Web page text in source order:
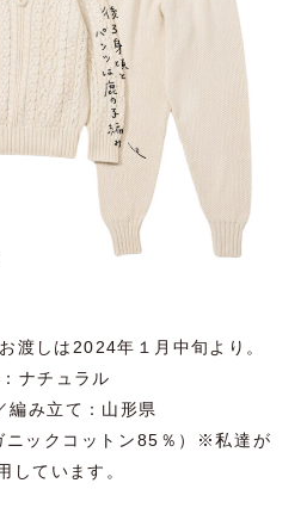
しは2024年１月中旬より。
ナチュラル
編み立て：山形県
ニックコットン85％）※私達が
しています。